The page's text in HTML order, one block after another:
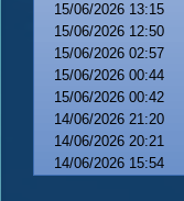
15/06/2026 13:15
15/06/2026 12:50
15/06/2026 02:57
15/06/2026 00:44
15/06/2026 00:42
14/06/2026 21:20
14/06/2026 20:21
14/06/2026 15:54